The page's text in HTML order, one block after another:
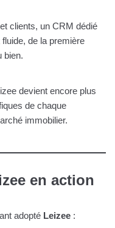
clients, un CRM dédié
de la première
bien.
devient encore plus
de chaque
immobilier.
en action
adopté Leizee :